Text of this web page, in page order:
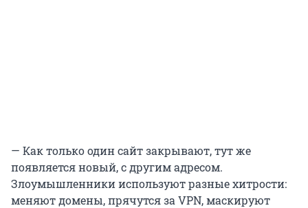
— Как только один сайт закрывают, тут же
появляется новый, с другим адресом.
Злоумышленники используют разные хитрости:
меняют домены, прячутся за VPN, маскируют